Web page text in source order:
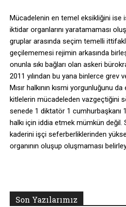
Mücadelenin en temel eksikliğini ise
iktidar organlarını yaratamaması
gruplar arasında seçim temelli
geçilememesi rejimin arkasında
onunla sıkı bağları olan askeri
2011 yılından bu yana binlerce grev
Mısır halkının kısmi yorgunluğunu
kitlelerin mücadeleden vazgeçtiğini
senede 1 diktatör 1 cumhurbaşkanı
halkı için iddia etmek mümkün
kaderini işçi seferberliklerinden
organının oluşup oluşmaması
Son Yazılarımız